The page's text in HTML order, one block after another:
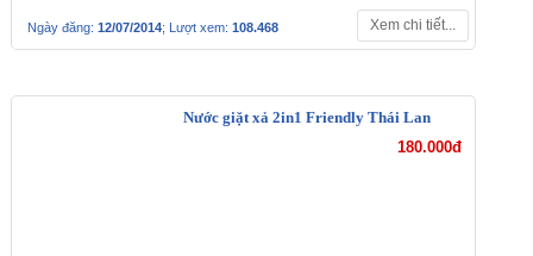
Ngày đăng: 12/07/2014; Lượt xem: 108.468 Xem chi tiết...
Nước giặt xả 2in1 Friendly Thái Lan
180.000đ